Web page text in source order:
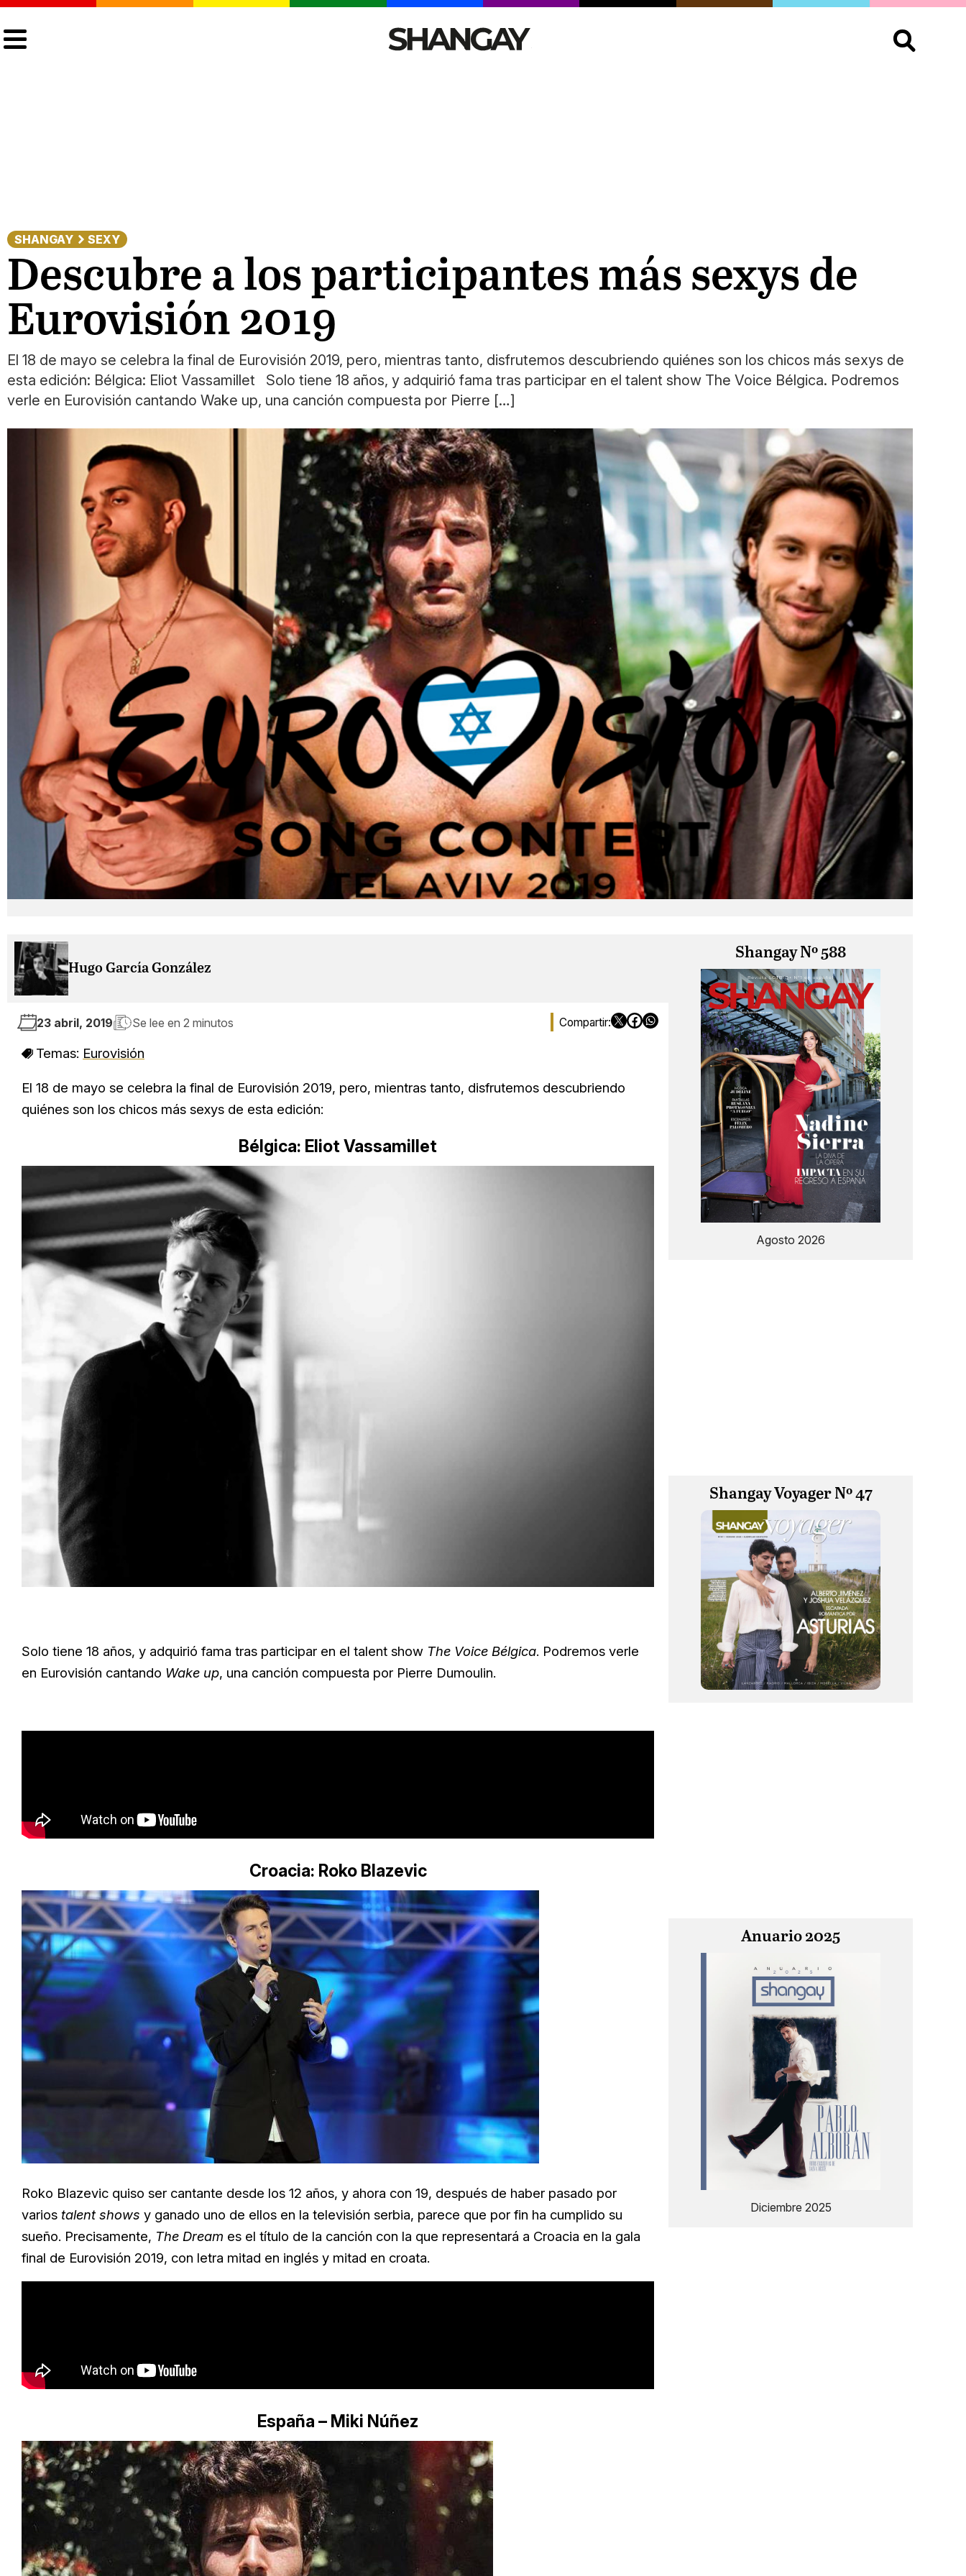
Buscar:
SHANGAY SEXY
Descubre a los participantes más sexys de
Eurovisión 2019
El 18 de mayo se celebra la final de Eurovisión 2019, pero, mientras tanto, disfrutemos descubriendo quiénes son los chicos más sexys de
esta edición: Bélgica: Eliot Vassamillet Solo tiene 18 años, y adquirió fama tras participar en el talent show The Voice Bélgica. Podremos
verle en Eurovisión cantando Wake up, una canción compuesta por Pierre […]
Hugo García González
23 abril, 2019 Se lee en 2 minutos
Temas: Eurovisión
El 18 de mayo se celebra la final de Eurovisión 2019, pero, mientras tanto, disfrutemos descubriendo
quiénes son los chicos más sexys de esta edición:
Bélgica: Eliot Vassamillet
Solo tiene 18 años, y adquirió fama tras participar en el talent show The Voice Bélgica. Podremos verle
en Eurovisión cantando Wake up, una canción compuesta por Pierre Dumoulin.
Croacia: Roko Blazevic
Roko Blazevic quiso ser cantante desde los 12 años, y ahora con 19, después de haber pasado por
varios talent shows y ganado uno de ellos en la televisión serbia, parece que por fin ha cumplido su
sueño. Precisamente, The Dream es el título de la canción con la que representará a Croacia en la gala
final de Eurovisión 2019, con letra mitad en inglés y mitad en croata.
España – Miki Núñez
Shangay Nº 588
Agosto 2026
Shangay Voyager Nº 47
Anuario 2025
Diciembre 2025